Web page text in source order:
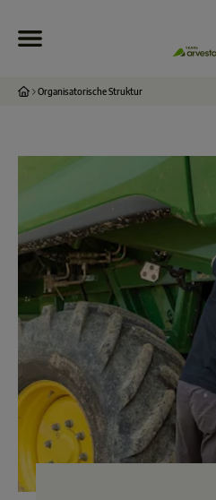
Organisatorische Struktur